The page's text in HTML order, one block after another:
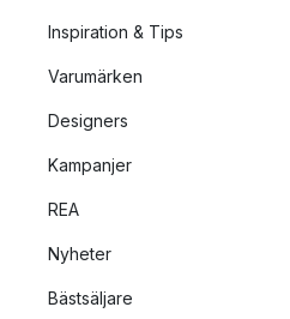
Inspiration & Tips
Varumärken
Designers
Kampanjer
REA
Nyheter
Bästsäljare